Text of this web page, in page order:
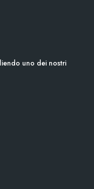
uno dei nostri